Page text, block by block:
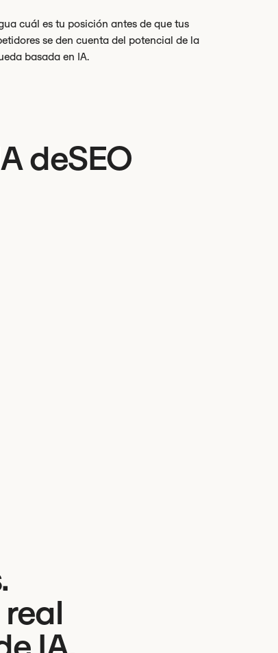
cuál es tu posición antes de que tus
se den cuenta del potencial de la
basada en IA.
deSEO